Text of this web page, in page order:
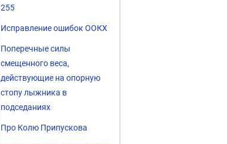
255
Исправление ошибок ООКХ
Поперечные силы
смещенного веса,
действующие на опорную
стопу лыжника в
подседаниях
Про Колю Припускова